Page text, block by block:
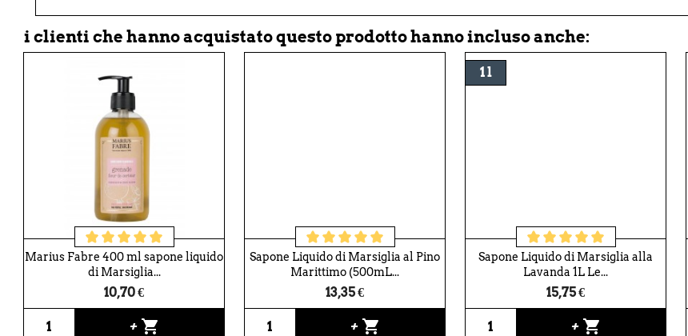
i clienti che hanno acquistato questo prodotto hanno incluso anche:
Marius Fabre 400 ml sapone liquido
di Marsiglia...
10,70 €
+ shopping_cart
Sapone Liquido di Marsiglia al Pino
Marittimo (500mL...
13,35 €
+ shopping_cart
Sapone Liquido di Marsiglia alla
Lavanda 1L Le...
15,75 €
+ shopping_cart
1 l